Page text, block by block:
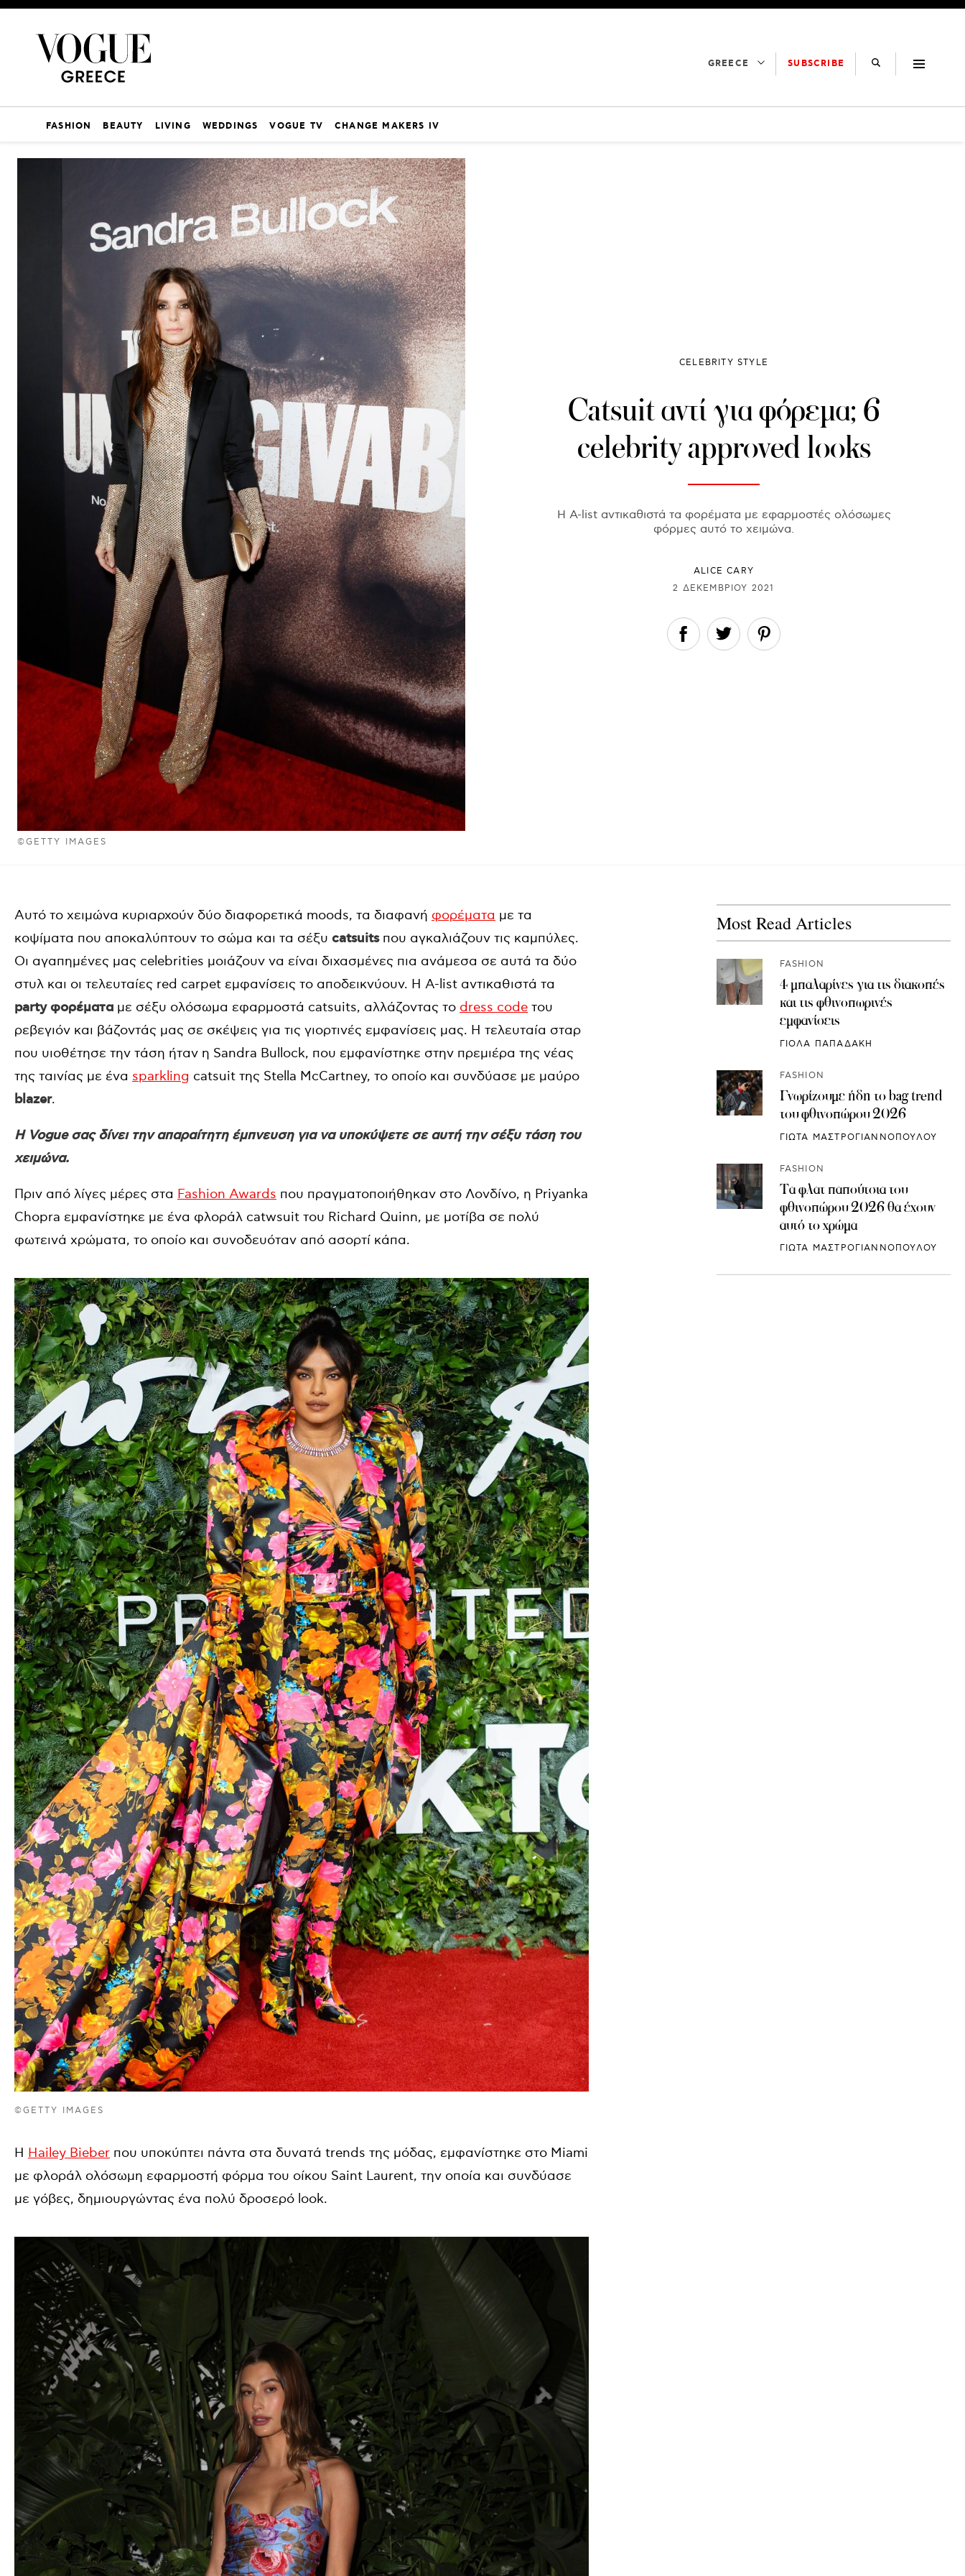
GREECE SUBSCRIBE
FASHION BEAUTY LIVING WEDDINGS VOGUE TV CHANGE MAKERS IV
©GETTY IMAGES
CELEBRITY STYLE
Catsuit αντί για φόρεμα; 6
celebrity approved looks
Η Α-list αντικαθιστά τα φορέματα με εφαρμοστές ολόσωμες
φόρμες αυτό το χειμώνα.
ALICE CARY
2 ΔΕΚΕΜΒΡΊΟΥ 2021
Αυτό το χειμώνα κυριαρχούν δύο διαφορετικά moods, τα διαφανή φορέματα με τα
κοψίματα που αποκαλύπτουν το σώμα και τα σέξυ catsuitsπου αγκαλιάζουν τις καμπύλες.
Οι αγαπημένες μας celebrities μοιάζουν να είναι διχασμένες πια ανάμεσα σε αυτά τα δύο
στυλ και οι τελευταίες red carpet εμφανίσεις το αποδεικνύουν. Η A-list αντικαθιστά τα
party φορέματα με σέξυ ολόσωμα εφαρμοστά catsuits, αλλάζοντας το dress code του
ρεβεγιόν και βάζοντάς μας σε σκέψεις για τις γιορτινές εμφανίσεις μας. Η τελευταία σταρ
που υιοθέτησε την τάση ήταν η Sandra Bullock, που εμφανίστηκε στην πρεμιέρα της νέας
της ταινίας με ένα sparkling catsuit της Stella McCartney, το οποίο και συνδύασε με μαύρο
blazer.
Η Vogue σας δίνει την απαραίτητη έμπνευση για να υποκύψετε σε αυτή την σέξυ τάση του
χειμώνα.
Πριν από λίγες μέρες στα Fashion Awards που πραγματοποιήθηκαν στο Λονδίνο, η Priyanka
Chopra εμφανίστηκε με ένα φλοράλ catwsuit του Richard Quinn, με μοτίβα σε πολύ
φωτεινά χρώματα, το οποίο και συνοδευόταν από ασορτί κάπα.
©GETTY IMAGES
Η Hailey Bieber που υποκύπτει πάντα στα δυνατά trends της μόδας, εμφανίστηκε στο Miami
με φλοράλ ολόσωμη εφαρμοστή φόρμα του οίκου Saint Laurent, την οποία και συνδύασε
με γόβες, δημιουργώντας ένα πολύ δροσερό look.
Most Read Articles
FASHION
4 μπαλαρίνες για τις διακοπές
και τις φθινοπωρινές
εμφανίσεις
ΓΙΟΛΑ ΠΑΠΑΔΑΚΗ
FASHION
Γνωρίζουμε ήδη το bag trend
του φθινοπώρου 2026
ΓΙΩΤΑ ΜΑΣΤΡΟΓΙΑΝΝΟΠΟΥΛΟΥ
FASHION
Τα φλατ παπούτσια του
φθινοπώρου 2026 θα έχουν
αυτό το χρώμα
ΓΙΩΤΑ ΜΑΣΤΡΟΓΙΑΝΝΟΠΟΥΛΟΥ